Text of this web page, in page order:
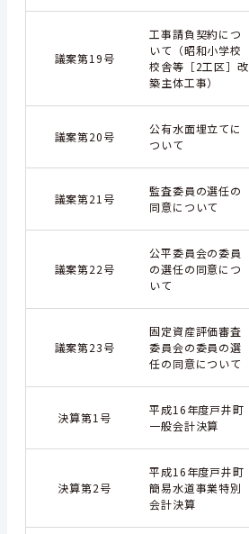
議案第19号
工事請負契約につ
いて（昭和小学校
校舎等［2工区］改
築主体工事）
議案第20号
公有水面埋立てに
ついて
議案第21号
監査委員の選任の
同意について
議案第22号
公平委員会の委員
の選任の同意につ
いて
議案第23号
固定資産評価審査
委員会の委員の選
任の同意について
決算第1号
平成16年度戸井町
一般会計決算
決算第2号
平成16年度戸井町
簡易水道事業特別
会計決算